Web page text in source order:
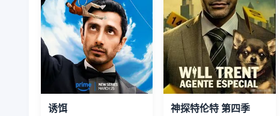
诱饵 神探特伦特 第四季